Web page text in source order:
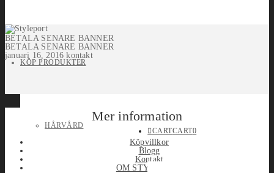
KÖP PRODUKTER
HÅRVÅRD
CARTCART0
BETALA SENARE BANNER
BETALA SENARE BANNER
januari 16, 2016 kontakt
Mer information
Köpvillkor
Blogg
Kontakt
OM STYLEPORT